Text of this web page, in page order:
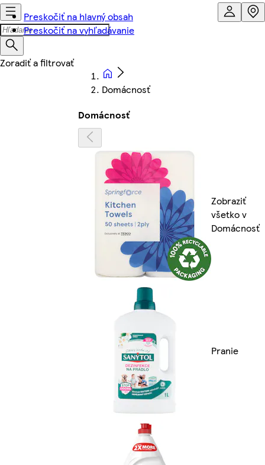
Preskočiť na hlavný obsah
Preskočiť na vyhľadávanie
Domácnosť
Domácnosť
Zobraziť
všetko v
Domácnosť
Pranie